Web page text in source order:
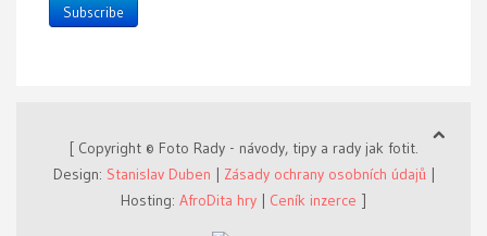
Subscribe
[ Copyright © Foto Rady - návody, tipy a rady jak fotit.
Design: Stanislav Duben Zásady ochrany osobních údajů|
Hosting: AfroDita hry Ceník inzerce ]